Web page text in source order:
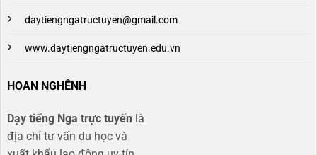
daytiengngatructuyen@gmail.com
www.daytiengngatructuyen.edu.vn
HOAN NGHÊNH
Dạy tiếng Nga trực tuyến là
địa chỉ tư vấn du học và